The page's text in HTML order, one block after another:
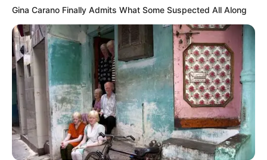
Gina Carano Finally Admits What Some Suspected All Along